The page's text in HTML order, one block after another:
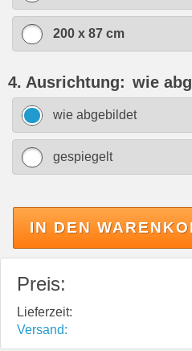
200 x 87 cm
4. Ausrichtung: wie
wie abgebildet
gespiegelt
IN DEN
Preis:
Lieferzeit:
Versand: